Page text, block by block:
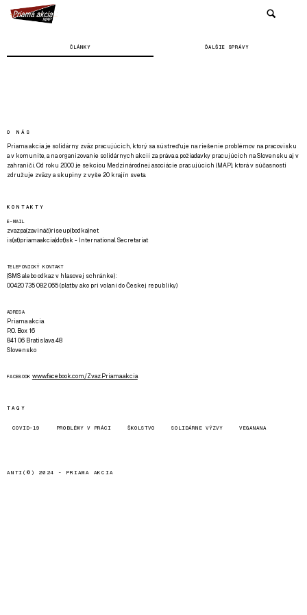
ČLÁNKY ĎALŠIE SPRÁVY
O NÁS
Priama akcia je solidárny zväz pracujúcich, ktorý sa sústreďuje na riešenie problémov na pracovisku
a v komunite, a na organizovanie solidárnych akcií za práva a požiadavky pracujúcich na Slovensku aj v
zahraničí. Od roku 2000 je sekciou Medzinárodnej asociácie pracujúcich (MAP), ktorá v súčasnosti
združuje zväzy a skupiny z vyše 20 krajín sveta.
KONTAKTY
E-MAIL
zvazpa(zavináč)riseup(bodka)net
is(at)priamaakcia(dot)sk - International Secretariat
TELEFONICKÝ KONTAKT
(SMS alebo odkaz v hlasovej schránke):
00420 735 082 065 (platby ako pri volaní do Českej republiky)
ADRESA
Priama akcia
P.O. Box 16
841 06 Bratislava 48
Slovensko
FACEBOOK www.facebook.com/Zvaz.Priama.akcia
TAGY
COVID-19 PROBLÉMY V PRÁCI ŠKOLSTVO SOLIDÁRNE VÝZVY VEGANANA
ANTI(©) 2024 - PRIAMA AKCIA